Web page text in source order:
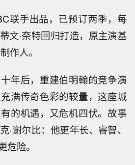
联手出品，已预订两季，每
文·奈特回归打造，原主演基
作人。
年后，重建伯明翰的竞争演
满传奇色彩的较量，这座城
的机遇，又危机四伏。故事
·谢尔比：他更年长、睿智、
危险。